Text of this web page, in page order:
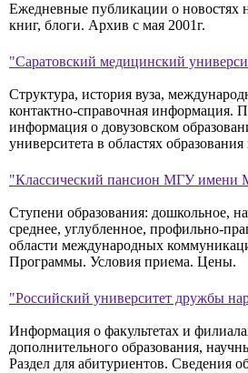
Ежедневные публикации о новостях
книг, блоги. Архив с мая 2001г.
"Саратовский медицинский
Структура, история вуза,
контактно-справочная информация.
информация о довузовском
университета в областях
"Классический пансион МГУ имени
Ступени образования: дошкольное,
среднее, углубленное, профильно-
области международных
Программы. Условия приема. Цены.
"Российский университет дружбы
Информация о факультетах и
дополнительного образования,
Раздел для абитуриентов. Сведения